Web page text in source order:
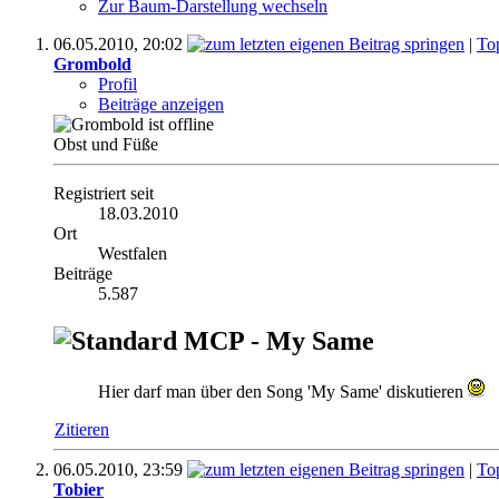
Zur Baum-Darstellung wechseln
06.05.2010, 20:02 |
Grombold
Profil
Beiträge anzeigen
Obst und Füße
Registriert seit
18.03.2010
Ort
Westfalen
Beiträge
5.587
MCP - My Same
Hier darf man über den Song 'My Same' diskutieren
Zitieren
06.05.2010, 23:59 |
Tobier